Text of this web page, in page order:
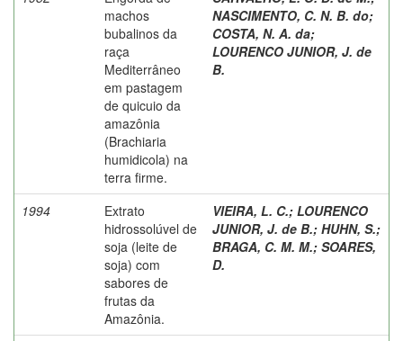
machos
bubalinos da
raça
Mediterrâneo
em pastagem
de quicuio da
amazônia
(Brachiaria
humidicola) na
terra firme.
NASCIMENTO, C. N. B. do;
COSTA, N. A. da;
LOURENCO JUNIOR, J. de
B.
1994
Extrato
hidrossolúvel de
soja (leite de
soja) com
sabores de
frutas da
Amazônia.
VIEIRA, L. C.; LOURENCO
JUNIOR, J. de B.; HUHN, S.;
BRAGA, C. M. M.; SOARES,
D.